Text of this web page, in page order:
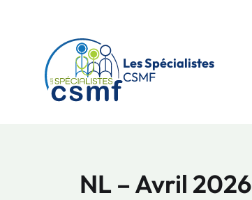
Les Spécialistes
CSMF
NL – Avril 2026